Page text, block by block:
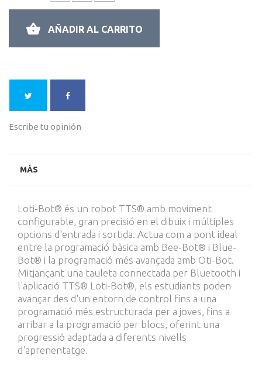
AÑADIR AL CARRITO
Escribe tu opinión
MÁS
Loti-Bot® és un robot TTS® amb moviment
configurable, gran precisió en el dibuix i múltiples
opcions d'entrada i sortida. Actua com a pont ideal
entre la programació bàsica amb Bee-Bot® i Blue-
Bot® i la programació més avançada amb Oti-Bot.
Mitjançant una tauleta connectada per Bluetooth i
l'aplicació TTS® Loti-Bot®, els estudiants poden
avançar des d'un entorn de control fins a una
programació més estructurada per a joves, fins a
arribar a la programació per blocs, oferint una
progressió adaptada a diferents nivells
d'aprenentatge.